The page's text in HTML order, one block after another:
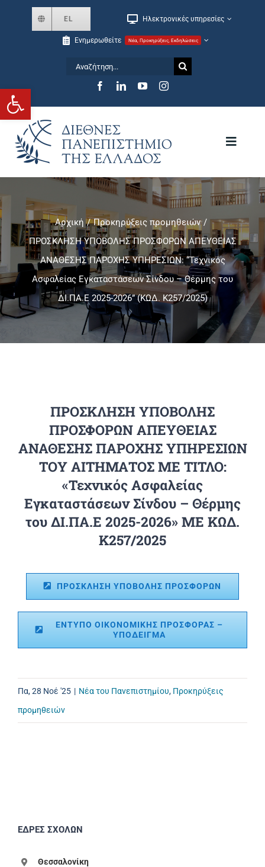
Ανοίξτε τη γραμμή εργαλείων
EL Ηλεκτρονικές υπηρεσίες
Ενημερωθείτε Νέα, Προκηρύξεις, Εκδηλώσεις
Αναζήτηση
Toggle
Σχολές και Τμήματα
Μεταπτυχιακά
Πανεπιστημιακές Μονάδες
Αρχική
Προκηρύξεις προμηθειών
ΠΡΟΣΚΛΗΣΗ ΥΠΟΒΟΛΗΣ ΠΡΟΣΦΟΡΩΝ ΑΠΕΥΘΕΙΑΣ
ΑΝΑΘΕΣΗΣ ΠΑΡΟΧΗΣ ΥΠΗΡΕΣΙΩΝ: “Τεχνικός
Ασφαλείας Εγκαταστάσεων Σίνδου – Θέρμης του
ΔΙ.ΠΑ.Ε 2025-2026” (ΚΩΔ. Κ257/2025)
ΠΡΟΣΚΛΗΣΗ ΥΠΟΒΟΛΗΣ
ΠΡΟΣΦΟΡΩΝ ΑΠΕΥΘΕΙΑΣ
ΑΝΑΘΕΣΗΣ ΠΑΡΟΧΗΣ ΥΠΗΡΕΣΙΩΝ
ΤΟΥ ΑΙΤΗΜΑΤΟΣ ΜΕ ΤΙΤΛΟ:
«Τεχνικός Ασφαλείας
Εγκαταστάσεων Σίνδου – Θέρμης
του ΔΙ.ΠΑ.Ε 2025-2026» ΜΕ ΚΩΔ.
Κ257/2025
ΠΡΟΣΚΛΗΣΗ ΥΠΟΒΟΛΗΣ ΠΡΟΣΦΟΡΩΝ
ΕΝΤΥΠΟ ΟΙΚΟΝΟΜΙΚΗΣ ΠΡΟΣΦΟΡΑΣ –
ΥΠΟΔΕΙΓΜΑ
Πα, 28 Νοέ '25 | Νέα του Πανεπιστημίου, Προκηρύξεις
προμηθειών
ΕΔΡΕΣ ΣΧΟΛΩΝ
Θεσσαλονίκη